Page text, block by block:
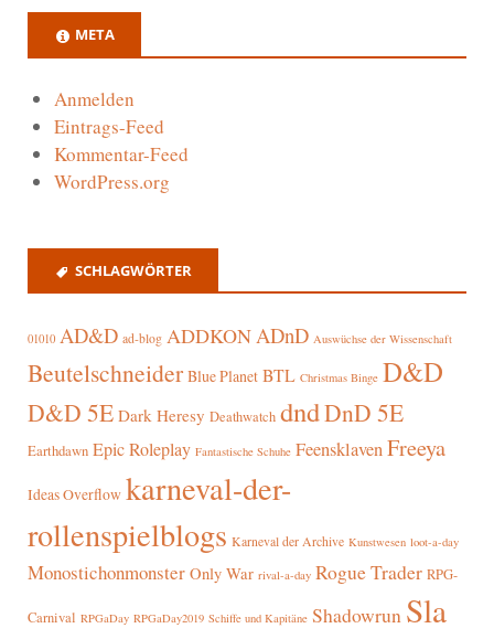
META
Anmelden
Eintrags-Feed
Kommentar-Feed
WordPress.org
SCHLAGWÖRTER
01010 AD&D ad-blog ADDKONADnD Auswüchse der Wissenschaft
Beutelschneider Blue Planet BTL Christmas Binge D&D
D&D 5E Dark Heresy Deathwatch dndDnD 5E
Earthdawn Epic Roleplay Fantastische Schuhe FeensklavenFreeya
Ideas Overflow karneval-der-
rollenspielblogs Karneval der Archive Kunstwesen loot-a-day
Monostichonmonster Only War rival-a-day Rogue Trader RPG-
Carnival RPGaDay RPGaDay2019 Schiffe und Kapitäne Shadowrun Sla